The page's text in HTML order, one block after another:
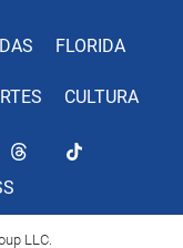
FLORIDA
CULTURA
LLC.